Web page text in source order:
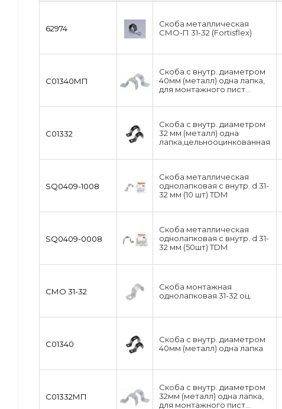
62974
Скоба металлическая
СМО-П 31-32 (Fortisflex)
С01340МП
Скоба с внутр. диаметром
40мм (металл) одна лапка,
для монтажного пист...
С01332
Скоба с внутр. диаметром
32 мм (металл) одна
лапка,цельнооцинкованная
SQ0409-1008
Скоба металлическая
однолапковая с внутр. d 31-
32 мм (10 шт) TDM
SQ0409-0008
Скоба металлическая
однолапковая с внутр. d 31-
32 мм (50шт) TDM
СМО 31-32
Скоба монтажная
однолапковая 31-32 оц.
С01340
Скоба с внутр. диаметром
40мм (металл) одна лапка
С01332МП
Скоба с внутр. диаметром
32мм (металл) одна лапка,
для монтажного пист...